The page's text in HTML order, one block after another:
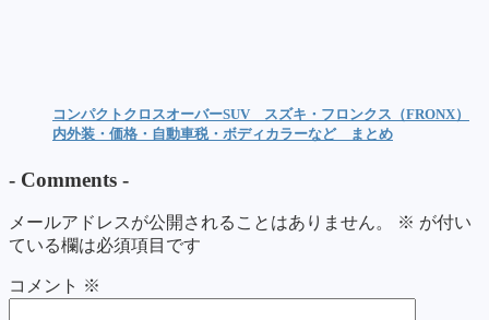
コンパクトクロスオーバーSUV スズキ・フロンクス（FRONX）
内外装・価格・自動車税・ボディカラーなど まとめ
- Comments -
メールアドレスが公開されることはありません。 ※ が付い
ている欄は必須項目です
コメント ※